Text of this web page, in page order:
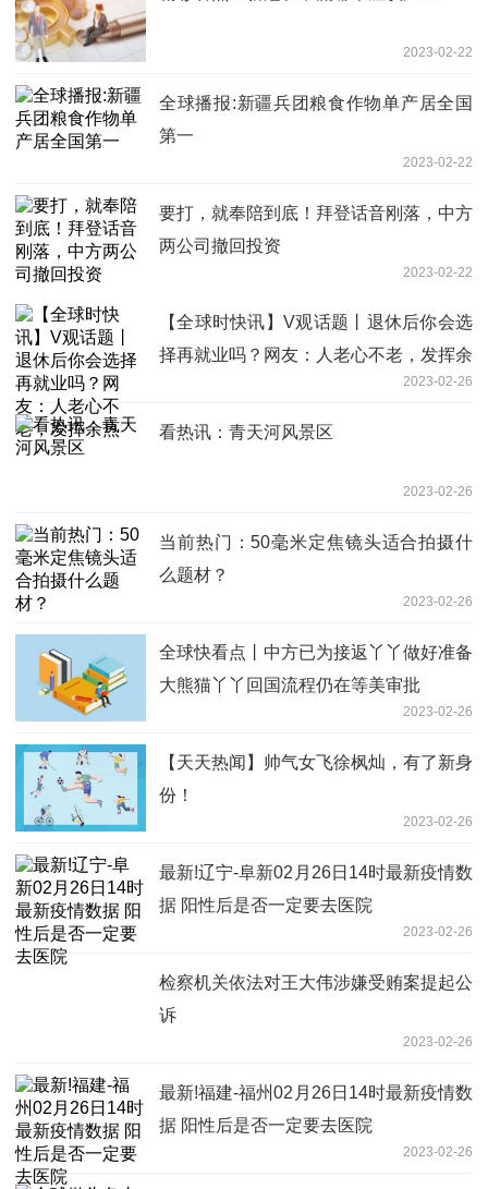
2023-02-22
全球播报:新疆兵团粮食作物单产居全国
第一
2023-02-22
要打，就奉陪到底！拜登话音刚落，中方
两公司撤回投资
2023-02-22
【全球时快讯】V观话题丨退休后你会选
择再就业吗？网友：人老心不老，发挥余
2023-02-26
看热讯：青天河风景区
2023-02-26
当前热门：50毫米定焦镜头适合拍摄什
么题材？
2023-02-26
全球快看点丨中方已为接返丫丫做好准备
大熊猫丫丫回国流程仍在等美审批
2023-02-26
【天天热闻】帅气女飞徐枫灿，有了新身
份！
2023-02-26
最新!辽宁-阜新02月26日14时最新疫情数
据 阳性后是否一定要去医院
2023-02-26
检察机关依法对王大伟涉嫌受贿案提起公
诉
2023-02-26
最新!福建-福州02月26日14时最新疫情数
据 阳性后是否一定要去医院
2023-02-26